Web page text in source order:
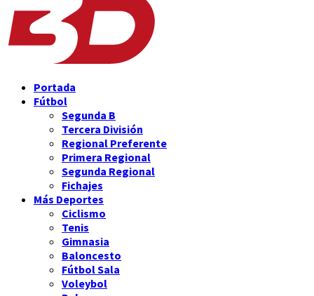
Portada
Fútbol
Segunda B
Tercera División
Regional Preferente
Primera Regional
Segunda Regional
Fichajes
Más Deportes
Ciclismo
Tenis
Gimnasia
Baloncesto
Fútbol Sala
Voleybol